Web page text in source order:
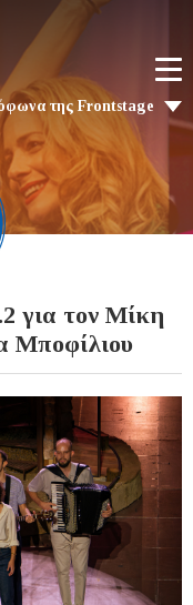
της Frontstage
για τον Μίκη
Μποφίλιου